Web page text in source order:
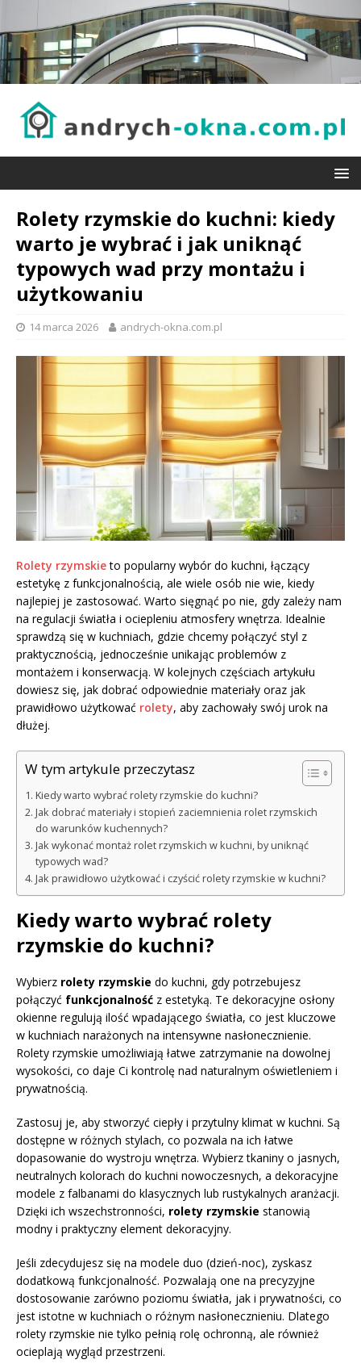
Rolety rzymskie do kuchni: kiedy
warto je wybrać i jak uniknąć
typowych wad przy montażu i
użytkowaniu
14 marca 2026 andrych-okna.com.pl
Rolety rzymskieto popularny wybór do kuchni, łączący
estetykę z funkcjonalnością, ale wiele osób nie wie, kiedy
najlepiej je zastosować. Warto sięgnąć po nie, gdy zależy nam
na regulacji światła i ociepleniu atmosfery wnętrza. Idealnie
sprawdzą się w kuchniach, gdzie chcemy połączyć styl z
praktycznością, jednocześnie unikając problemów z
montażem i konserwacją. W kolejnych częściach artykułu
dowiesz się, jak dobrać odpowiednie materiały oraz jak
prawidłowo użytkować rolety, aby zachowały swój urok na
dłużej.
W tym artykule przeczytasz
Kiedy warto wybrać rolety rzymskie do kuchni?
Jak dobrać materiały i stopień zaciemnienia rolet rzymskich
do warunków kuchennych?
Jak wykonać montaż rolet rzymskich w kuchni, by uniknąć
typowych wad?
Jak prawidłowo użytkować i czyścić rolety rzymskie w kuchni?
Kiedy warto wybrać rolety
rzymskie do kuchni?
Wybierz rolety rzymskie do kuchni, gdy potrzebujesz
połączyć funkcjonalność z estetyką. Te dekoracyjne osłony
okienne regulują ilość wpadającego światła, co jest kluczowe
w kuchniach narażonych na intensywne nasłonecznienie.
Rolety rzymskie umożliwiają łatwe zatrzymanie na dowolnej
wysokości, co daje Ci kontrolę nad naturalnym oświetleniem i
prywatnością.
Zastosuj je, aby stworzyć ciepły i przytulny klimat w kuchni. Są
dostępne w różnych stylach, co pozwala na ich łatwe
dopasowanie do wystroju wnętrza. Wybierz tkaniny o jasnych,
neutralnych kolorach do kuchni nowoczesnych, a dekoracyjne
modele z falbanami do klasycznych lub rustykalnych aranżacji.
Dzięki ich wszechstronności, rolety rzymskie stanowią
modny i praktyczny element dekoracyjny.
Jeśli zdecydujesz się na modele duo (dzień-noc), zyskasz
dodatkową funkcjonalność. Pozwalają one na precyzyjne
dostosowanie zarówno poziomu światła, jak i prywatności, co
jest istotne w kuchniach o różnym nasłonecznieniu. Dlatego
rolety rzymskie nie tylko pełnią rolę ochronną, ale również
ocieplają wygląd przestrzeni.